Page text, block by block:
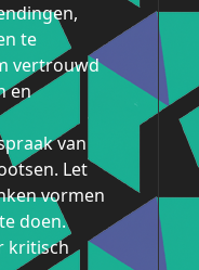
te
vertrouwd
en
van
Let
vormen
doen.
kritisch